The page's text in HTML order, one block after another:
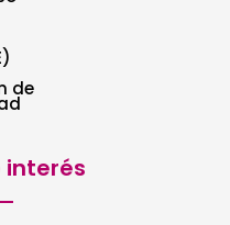
de
interés